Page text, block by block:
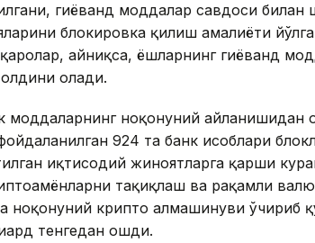
гиёҳванд моддалар савдоси билан
блокировка қилиш амалиёти
айниқса, ёшларнинг гиёҳванд
олади.
моддаларнинг ноқонуний айланишидан
924 та банк ҳисоблари
иқтисодий жиноятларга қарши
тақиқлаш ва рақамли
ноқонуний крипто алмашинуви ўчириб
тенгедан ошди.